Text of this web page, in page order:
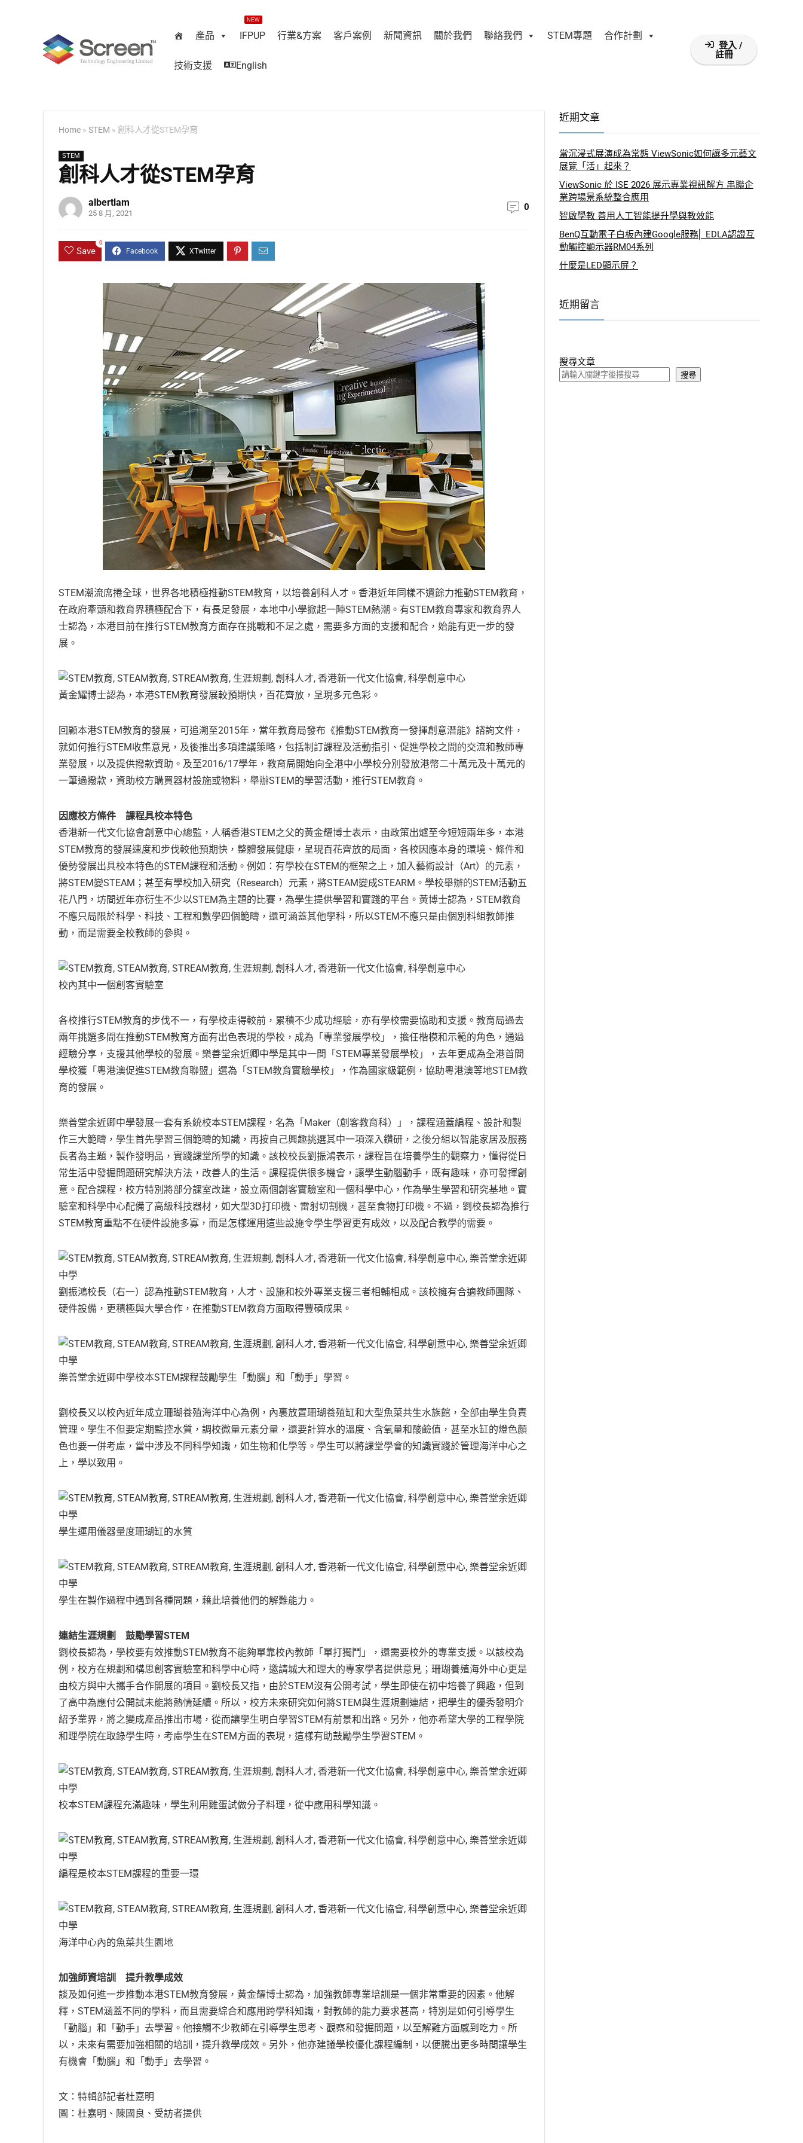
產品
NEW
IFPUP 行業&方案 客戶案例 新聞資訊 關於我們 聯絡我們 STEM專題 合作計劃
技術支援 English
登入 /
註冊
Home » STEM » 創科人才從STEM孕育
STEM
創科人才從STEM孕育
albertlam
25 8 月, 2021
0
Save
0
STEM潮流席捲全球，世界各地積極推動STEM教育，以培養創科人才。香港近年同樣不遺餘力推動STEM教育，
在政府牽頭和教育界積極配合下，有長足發展，本地中小學掀起一陣STEM熱潮。有STEM教育專家和教育界人
士認為，本港目前在推行STEM教育方面存在挑戰和不足之處，需要多方面的支援和配合，始能有更一步的發
展。
黃金耀博士認為，本港STEM教育發展較預期快，百花齊放，呈現多元色彩。
回顧本港STEM教育的發展，可追溯至2015年，當年教育局發布《推動STEM教育一發揮創意潛能》諮詢文件，
就如何推行STEM收集意見，及後推出多項建議策略，包括制訂課程及活動指引、促進學校之間的交流和教師專
業發展，以及提供撥款資助。及至2016/17學年，教育局開始向全港中小學校分別發放港幣二十萬元及十萬元的
一筆過撥款，資助校方購買器材設施或物料，舉辦STEM的學習活動，推行STEM教育。
因應校方條件 課程具校本特色
香港新一代文化協會創意中心總監，人稱香港STEM之父的黃金耀博士表示，由政策出爐至今短短兩年多，本港
STEM教育的發展速度和步伐較他預期快，整體發展健康，呈現百花齊放的局面，各校因應本身的環境、條件和
優勢發展出具校本特色的STEM課程和活動。例如：有學校在STEM的框架之上，加入藝術設計（Art）的元素，
將STEM變STEAM；甚至有學校加入研究（Research）元素，將STEAM變成STEARM。學校舉辦的STEM活動五
花八門，坊間近年亦衍生不少以STEM為主題的比賽，為學生提供學習和實踐的平台。黃博士認為，STEM教育
不應只局限於科學、科技、工程和數學四個範疇，還可涵蓋其他學科，所以STEM不應只是由個別科組教師推
動，而是需要全校教師的參與。
校內其中一個創客實驗室
各校推行STEM教育的步伐不一，有學校走得較前，累積不少成功經驗，亦有學校需要協助和支援。教育局過去
兩年挑選多間在推動STEM教育方面有出色表現的學校，成為「專業發展學校」，擔任楷模和示範的角色，通過
經驗分享，支援其他學校的發展。樂善堂余近卿中學是其中一間「STEM專業發展學校」，去年更成為全港首間
學校獲「粵港澳促進STEM教育聯盟」選為「STEM教育實驗學校」，作為國家級範例，協助粵港澳等地STEM教
育的發展。
樂善堂余近卿中學發展一套有系統校本STEM課程，名為「Maker（創客教育科）」，課程涵蓋編程、設計和製
作三大範疇，學生首先學習三個範疇的知識，再按自己興趣挑選其中一項深入鑽研，之後分組以智能家居及服務
長者為主題，製作發明品，實踐課堂所學的知識。該校校長劉振鴻表示，課程旨在培養學生的觀察力，懂得從日
常生活中發掘問題研究解決方法，改善人的生活。課程提供很多機會，讓學生動腦動手，既有趣味，亦可發揮創
意。配合課程，校方特別將部分課室改建，設立兩個創客實驗室和一個科學中心，作為學生學習和研究基地。實
驗室和科學中心配備了高級科技器材，如大型3D打印機、雷射切割機，甚至食物打印機。不過，劉校長認為推行
STEM教育重點不在硬件設施多寡，而是怎樣運用這些設施令學生學習更有成效，以及配合教學的需要。
劉振鴻校長（右一）認為推動STEM教育，人才、設施和校外專業支援三者相輔相成。該校擁有合適教師團隊、
硬件設備，更積極與大學合作，在推動STEM教育方面取得豐碩成果。
樂善堂余近卿中學校本STEM課程鼓勵學生「動腦」和「動手」學習。
劉校長又以校內近年成立珊瑚養殖海洋中心為例，內裏放置珊瑚養殖缸和大型魚菜共生水族館，全部由學生負責
管理。學生不但要定期監控水質，調校微量元素分量，還要計算水的溫度、含氧量和酸鹼值，甚至水缸的燈色顏
色也要一併考慮，當中涉及不同科學知識，如生物和化學等。學生可以將課堂學會的知識實踐於管理海洋中心之
上，學以致用。
學生運用儀器量度珊瑚缸的水質
學生在製作過程中遇到各種問題，藉此培養他們的解難能力。
連結生涯規劃 鼓勵學習STEM
劉校長認為，學校要有效推動STEM教育不能夠單靠校內教師「單打獨鬥」，還需要校外的專業支援。以該校為
例，校方在規劃和構思創客實驗室和科學中心時，邀請城大和理大的專家學者提供意見；珊瑚養殖海外中心更是
由校方與中大攜手合作開展的項目。劉校長又指，由於STEM沒有公開考試，學生即使在初中培養了興趣，但到
了高中為應付公開試未能將熱情延續。所以，校方未來研究如何將STEM與生涯規劃連結，把學生的優秀發明介
紹予業界，將之變成產品推出市場，從而讓學生明白學習STEM有前景和出路。另外，他亦希望大學的工程學院
和理學院在取錄學生時，考慮學生在STEM方面的表現，這樣有助鼓勵學生學習STEM。
校本STEM課程充滿趣味，學生利用雞蛋試做分子料理，從中應用科學知識。
編程是校本STEM課程的重要一環
海洋中心內的魚菜共生園地
加強師資培訓 提升教學成效
談及如何進一步推動本港STEM教育發展，黃金耀博士認為，加強教師專業培訓是一個非常重要的因素。他解
釋，STEM涵蓋不同的學科，而且需要綜合和應用跨學科知識，對教師的能力要求甚高，特別是如何引導學生
「動腦」和「動手」去學習。他接觸不少教師在引導學生思考、觀察和發掘問題，以至解難方面感到吃力。所
以，未來有需要加強相關的培訓，提升教學成效。另外，他亦建議學校優化課程編制，以便騰出更多時間讓學生
有機會「動腦」和「動手」去學習。
文：特輯部記者杜嘉明
圖：杜嘉明、陳國良、受訪者提供
近期文章
當沉浸式展演成為常態 ViewSonic如何讓多元藝文
展覽「活」起來？
ViewSonic 於 ISE 2026 展示專業視訊解方 串聯企
業跨場景系統整合應用
智啟學教 善用人工智能提升學與教效能
BenQ互動電子白板內建Google服務⎜ EDLA認證互
動觸控顯示器RM04系列
什麼是LED顯示屏？
近期留言
搜尋文章
搜尋